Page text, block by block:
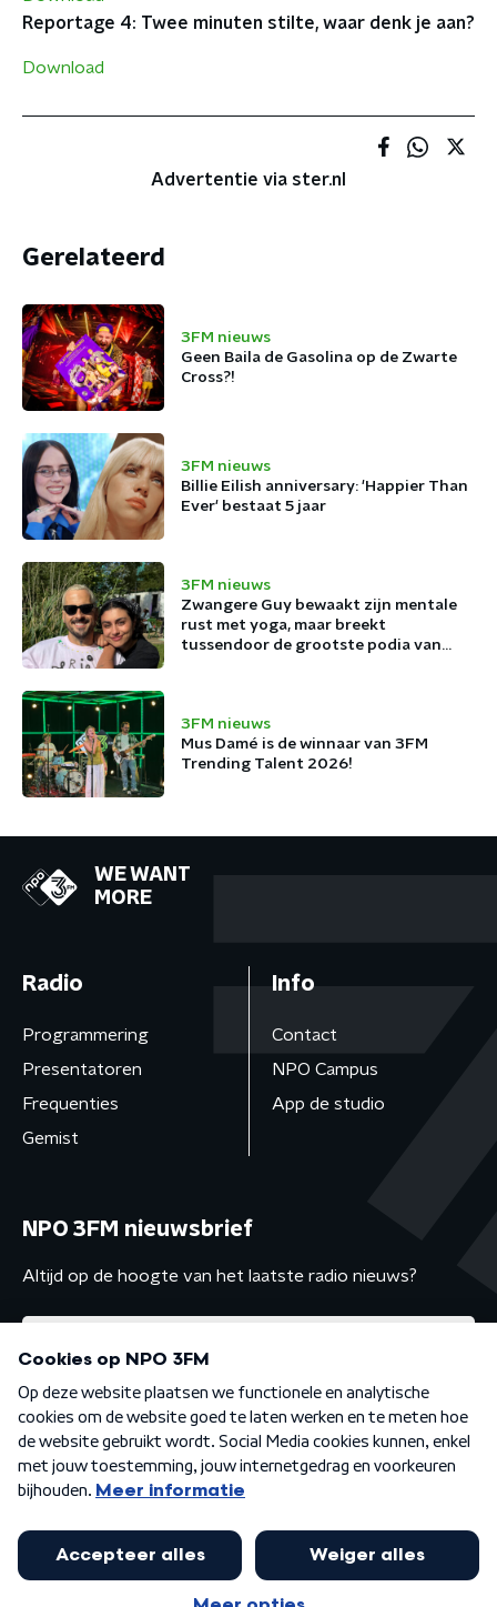
Reportage 4: Twee minuten stilte, waar denk je aan?
Download
Advertentie via ster.nl
Gerelateerd
3FM nieuws
Geen Baila de Gasolina op de Zwarte
Cross?!
3FM nieuws
Billie Eilish anniversary: 'Happier Than
Ever' bestaat 5 jaar
3FM nieuws
Zwangere Guy bewaakt zijn mentale
rust met yoga, maar breekt
tussendoor de grootste podia van
3FM nieuws
Mus Damé is de winnaar van 3FM
Trending Talent 2026!
WE WANT
MORE
Radio
Programmering
Presentatoren
Frequenties
Gemist
Info
Contact
NPO Campus
App de studio
NPO 3FM nieuwsbrief
Altijd op de hoogte van het laatste radio nieuws?
Algemene voorwaarden Privacybeleid